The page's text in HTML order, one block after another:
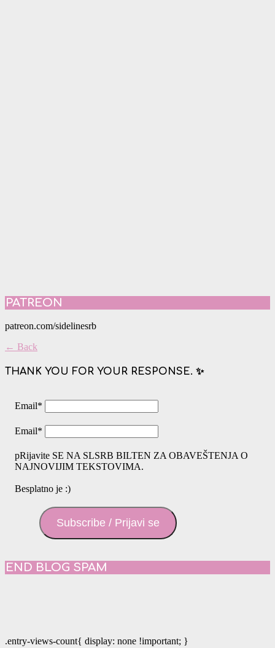
PATREON
patreon.com/sidelinesrb
← Back
THANK YOU FOR YOUR RESPONSE. ✨
Email*
Email*
pRijavite SE NA SLSRB BILTEN ZA OBAVEŠTENJA O
NAJNOVIJIM TEKSTOVIMA.
Besplatno je :)
Subscribe / Prijavi se
END BLOG SPAM
.entry-views-count{ display: none !important; }